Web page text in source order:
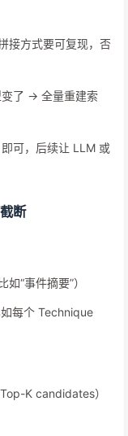
接方式要可复现，否
了 -> 全量重建索
可，后续让 LLM 或
断
比如“事件摘要”）
如每个 Technique
K candidates）